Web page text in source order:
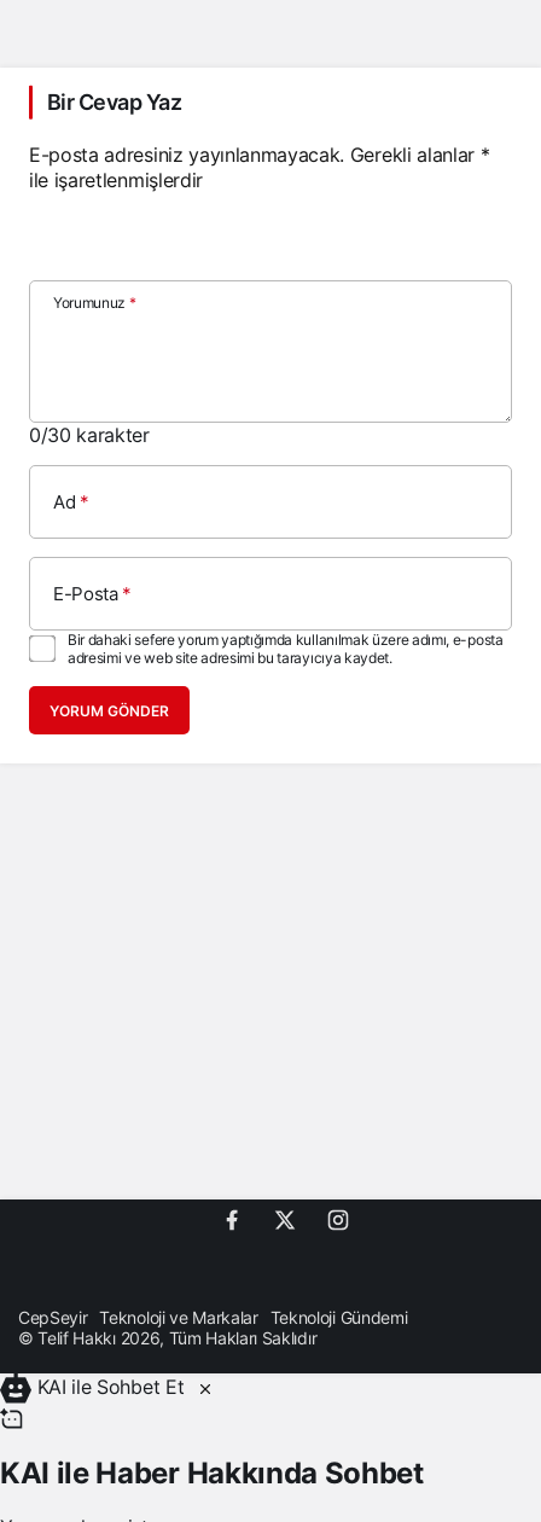
Bir Cevap Yaz
E-posta adresiniz yayınlanmayacak. Gerekli alanlar *
ile işaretlenmişlerdir
Yorumunuz *
0/30 karakter
Ad *
E-Posta*
Bir dahaki sefere yorum yaptığımda kullanılmak üzere adımı, e-posta
adresimi ve web site adresimi bu tarayıcıya kaydet.
YORUM GÖNDER
CepSeyir Teknoloji ve Markalar
Teknoloji Gündemi
© Telif Hakkı 2026, Tüm Hakları Saklıdır
KAI ile Sohbet Et
KAI ile Haber Hakkında Sohbet